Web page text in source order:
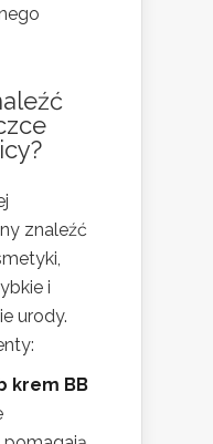
znaleźć
i
urody.
krem BB